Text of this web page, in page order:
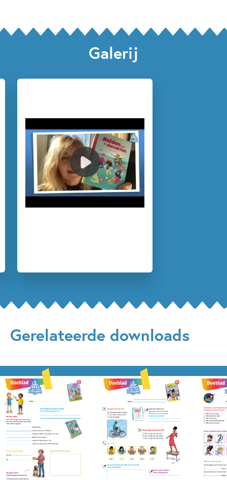
Galerij
Gerelateerde downloads